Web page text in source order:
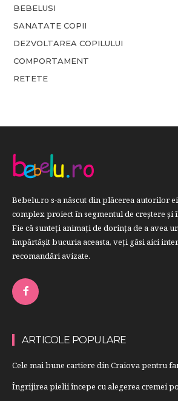
BEBELUSI
SANATATE COPII
DEZVOLTAREA COPILULUI
COMPORTAMENT
RETETE
Bebelu.ro s-a născut din plăcerea autorilor
complex proiect în segmentul de creştere
Fie că sunteţi animaţi de dorinţa de a avea
împărtăşit bucuria aceasta, veți găsi aici
recomandări avizate.
ARTICOLE POPULARE
Cele mai bune cartiere din Craiova pentru
Îngrijirea pielii începe cu alegerea cremei